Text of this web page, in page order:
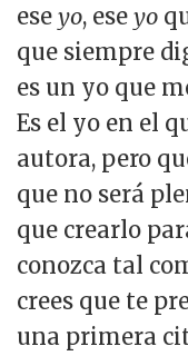
ese yo, ese yo
que siempre
es un yo que
Es el yo en el
autora, pero
que no será
que crearlo
conozca tal
crees que te
una primera